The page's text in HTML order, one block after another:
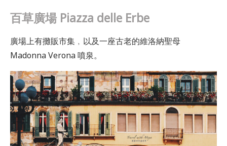
百草廣場 Piazza delle Erbe
廣場上有攤販市集﹐以及一座古老的維洛納聖母
Madonna Verona 噴泉。